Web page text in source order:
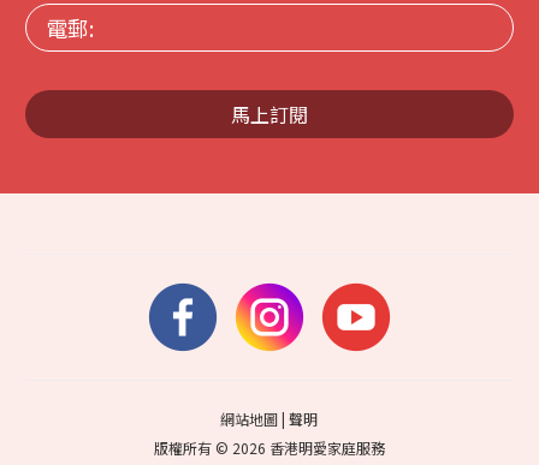
電
郵:
馬上訂閱
網站地圖|聲明
版權所有 © 2026 香港明愛家庭服務